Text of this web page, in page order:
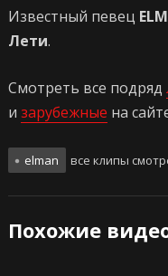
Известный певец
Лети.
Смотреть все подряд
и зарубежные на
elman все клипы
Похожие